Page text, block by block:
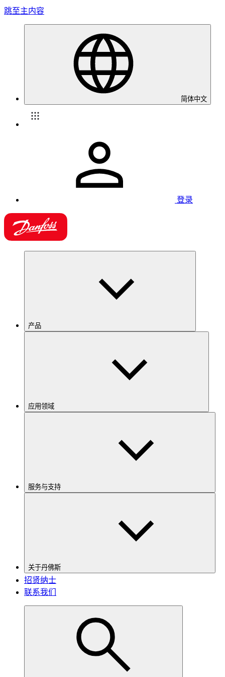
跳至主内容
简体中文
登录
产品
应用领域
服务与支持
关于丹佛斯
招贤纳士
联系我们